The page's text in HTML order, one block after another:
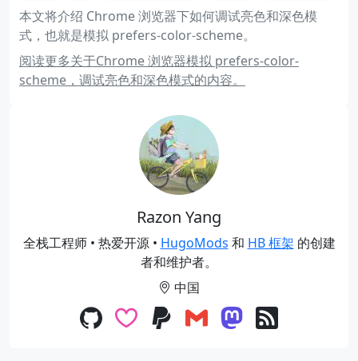
本文将介绍 Chrome 浏览器下如何调试亮色和深色模
式，也就是模拟 prefers-color-scheme。
阅读更多关于Chrome 浏览器模拟 prefers-color-
scheme，调试亮色和深色模式的内容。
Razon Yang
全栈工程师 • 热爱开源 • HugoMods 和 HB 框架 的创建
者和维护者。
中国